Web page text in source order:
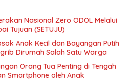
Nasional Zero ODOL Melalui
Tujuan (SETUJU)
Anak Kecil dan Bayangan Putih
Dirumah Salah Satu Warga
Orang Tua Penting di Tengah
Smartphone oleh Anak